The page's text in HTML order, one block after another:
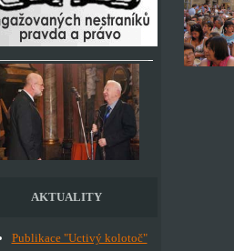
AKTUALITY
Publikace "Uctivý kolotoč"